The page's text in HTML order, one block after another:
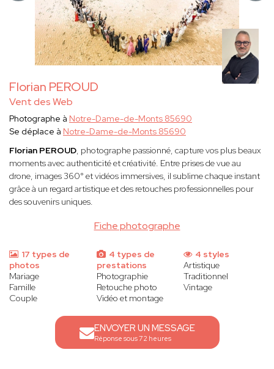
Florian PEROUD
Vent des Web
Fiche photographe
Photographe à Notre-Dame-de-Monts 85690
Se déplace à Notre-Dame-de-Monts 85690
Florian PEROUD, photographe passionné, capture vos plus beaux
moments avec authenticité et créativité. Entre prises de vue au
drone, images 360° et vidéos immersives, il sublime chaque instant
grâce à un regard artistique et des retouches professionnelles pour
des souvenirs uniques.
17 types de
photos
Mariage
Famille
Couple
4 types de
prestations
Photographie
Retouche photo
Vidéo et montage
4 styles
Artistique
Traditionnel
Vintage
ENVOYER UN MESSAGE
Réponse sous 72 heures